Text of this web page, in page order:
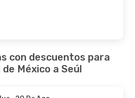
con descuentos para
México a Seúl